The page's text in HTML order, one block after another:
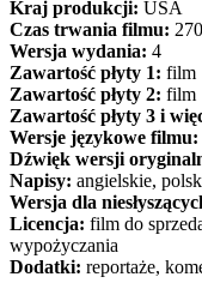
Kraj produkcji: USA
Czas trwania filmu:
Wersja wydania: 4
Zawartość płyty 1: film
Zawartość płyty 2: film
Zawartość płyty 3 i
Wersje językowe filmu:
Dźwięk wersji
Napisy: angielskie,
Wersja dla
Licencja: film do
wypożyczania
Dodatki: reportaże,